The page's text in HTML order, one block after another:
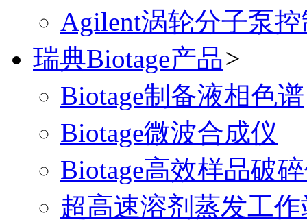
Agilent涡轮分子泵
瑞典Biotage产品>
Biotage制备液相色谱
Biotage微波合成仪
Biotage高效样品破
超高速溶剂蒸发工作